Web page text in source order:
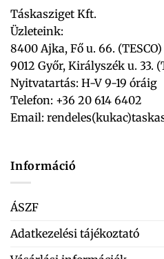
Táskasziget Kft.
Üzleteink:
8400 Ajka, Fő u. 66. (TESCO)
9012 Győr, Királyszék u. 33.
Nyitvatartás: H-V 9-19 óráig
Telefon: +36 20 614 6402
Email:
Információ
ÁSZF
Adatkezelési tájékoztató